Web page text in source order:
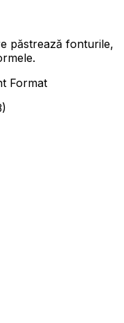
păstrează fonturile,
Format